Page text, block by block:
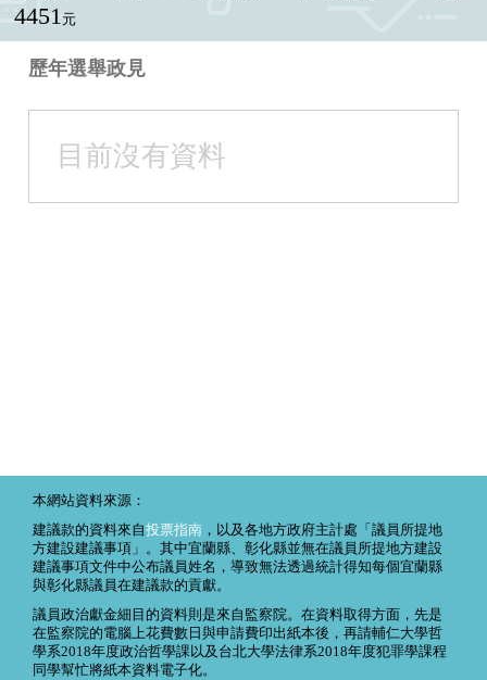
4451元
歷年選舉政見
目前沒有資料
本網站資料來源：
建議款的資料來自投票指南 ，以及各地方政府主計處「議員所提地
方建設建議事項」。其中宜蘭縣、彰化縣並無在議員所提地方建設
建議事項文件中公布議員姓名，導致無法透過統計得知每個宜蘭縣
與彰化縣議員在建議款的貢獻。
議員政治獻金細目的資料則是來自監察院。在資料取得方面，先是
在監察院的電腦上花費數日與申請費印出紙本後，再請輔仁大學哲
學系2018年度政治哲學課以及台北大學法律系2018年度犯罪學課程
同學幫忙將紙本資料電子化。